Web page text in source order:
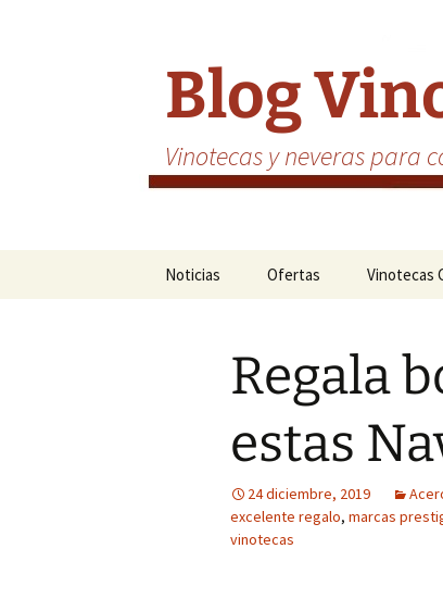
Blog
Vinotecas y neveras para
Noticias Ofertas Vinotecas
Regala
estas
24 diciembre, 2019
excelente regalo, marcas
vinotecas